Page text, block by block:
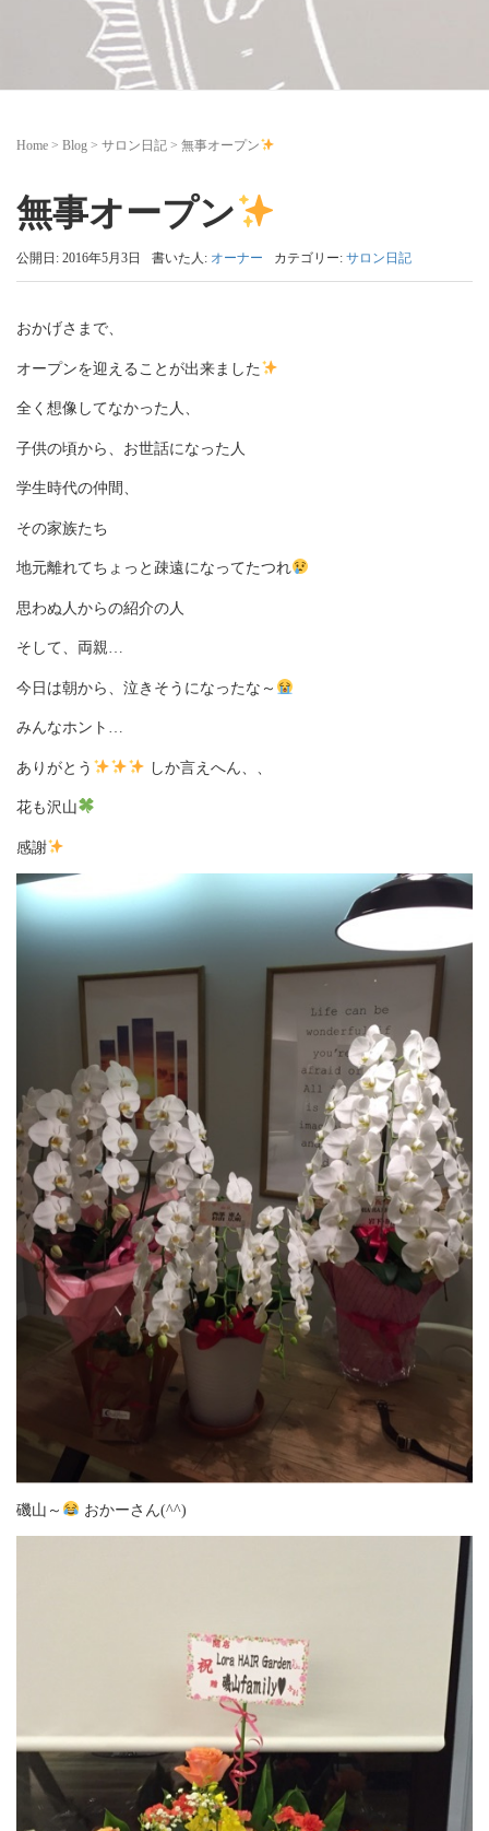
Home > Blog > サロン日記 > 無事オープン
無事オープン
公開日: 2016年5月3日 書いた人: オーナー カテゴリー: サロン日記
おかげさまで、
オープンを迎えることが出来ました
全く想像してなかった人、
子供の頃から、お世話になった人
学生時代の仲間、
その家族たち
地元離れてちょっと疎遠になってたつれ
思わぬ人からの紹介の人
そして、両親…
今日は朝から、泣きそうになったな～
みんなホント…
ありがとう しか言えへん、、
花も沢山
感謝
磯山～ おかーさん(^^)